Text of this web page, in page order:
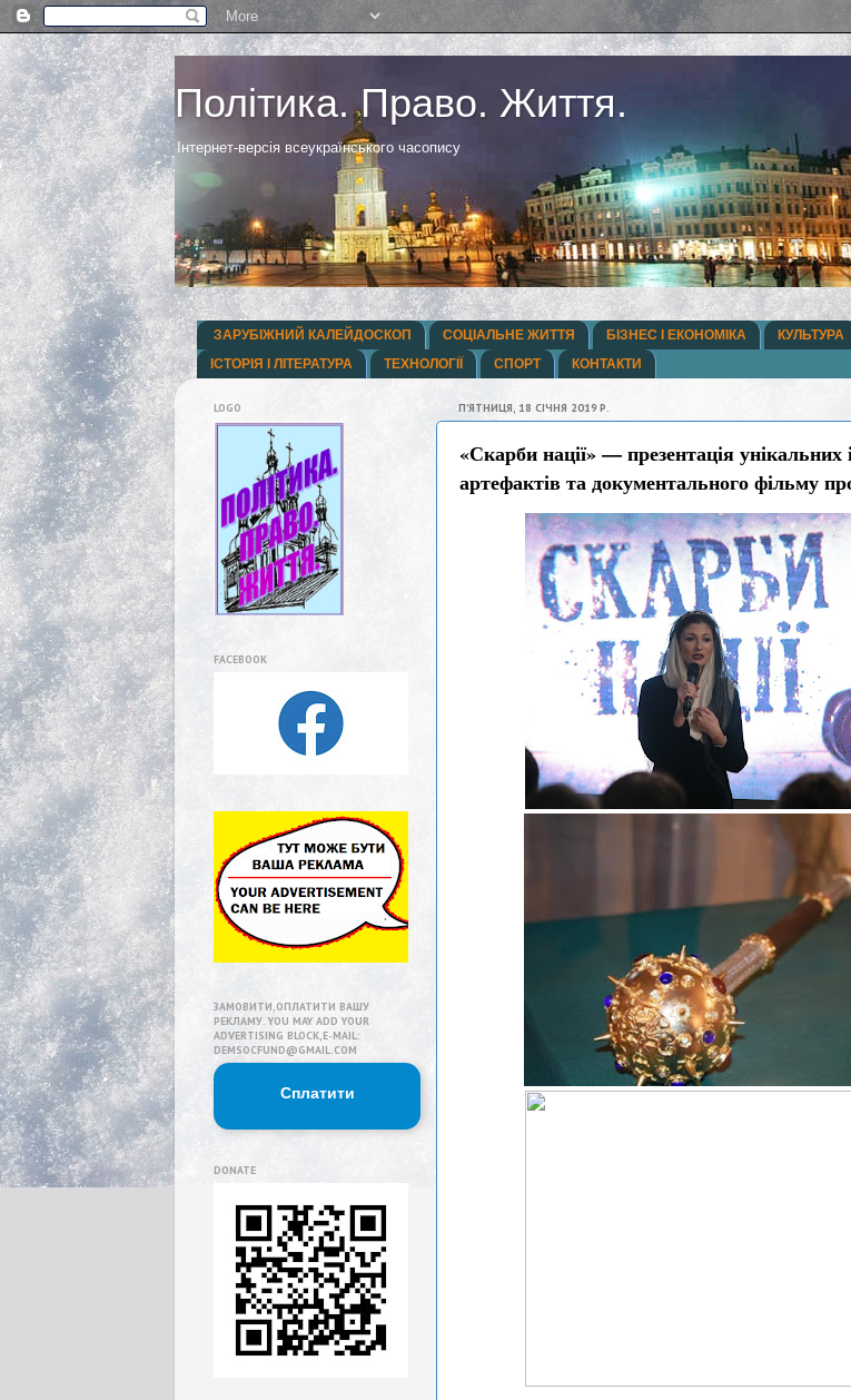
Політика. Право. Життя.
Інтернет-версія всеукраїнського часопису
ЗАРУБІЖНИЙ КАЛЕЙДОСКОП СОЦІАЛЬНЕ ЖИТТЯ БІЗНЕС І ЕКОНОМІКА КУЛЬТУРА
ІСТОРІЯ І ЛІТЕРАТУРА
ТЕХНОЛОГІЇ СПОРТ КОНТАКТИ
ПʼЯТНИЦЯ, 18 СІЧНЯ 2019 Р.
«Скарби нації» — презентація унікальних
артефактів та документального фільму
LOGO
FACEBOOK
ЗАМОВИТИ,ОПЛАТИТИ ВАШУ
РЕКЛАМУ. YOU MAY ADD YOUR
ADVERTISING BLOCK,E-MAIL:
DEMSOCFUND@GMAIL.COM
Сплатити
DONATE